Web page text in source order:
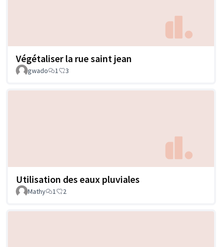
Végétaliser la rue saint jean
gwado 1 3
Utilisation des eaux pluviales
Mathy 1 2